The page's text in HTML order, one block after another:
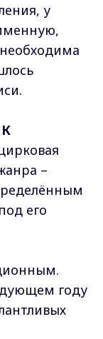
у
–
его
году